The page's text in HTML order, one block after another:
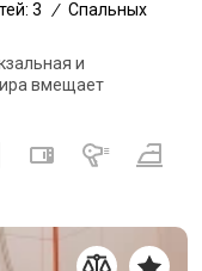
3 / Спальных
и
вмещает